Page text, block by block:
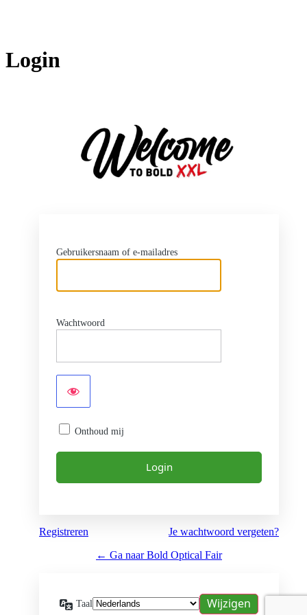
Login
Gebruikersnaam of e-mailadres
Wachtwoord
Onthoud mij
Registreren
Je wachtwoord vergeten?
← Ga naar Bold Optical Fair
Taal